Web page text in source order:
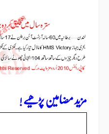
مزید مضامین پڑھیے !